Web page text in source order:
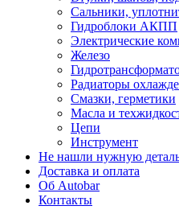
Сальники,
Гидроблоки АКПП
Электрические
Железо
Радиаторы
Смазки, герметики
Масла и
Цепи
Инструмент
Не нашли нужную
Доставка и оплата
Об Autobar
Контакты